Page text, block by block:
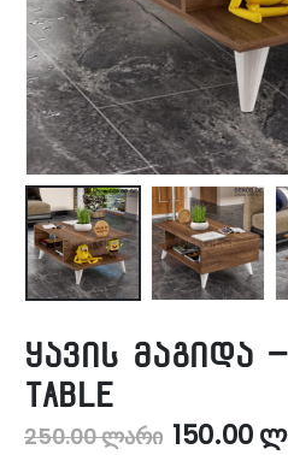
ყავის მაგიდა
table
250.00ლარი 150.00